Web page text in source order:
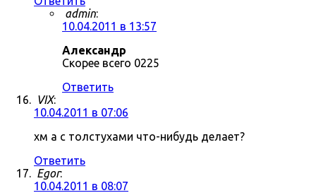
admin:
10.04.2011 в 13:57
Александр
Скорее всего 0225
Ответить
VIX:
10.04.2011 в 07:06
хм а с толстухами что-нибудь делает?
Ответить
Egor:
10.04.2011 в 08:07